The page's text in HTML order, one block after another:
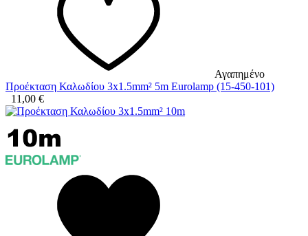
Αγαπημένο
Προέκταση Καλωδίου 3x1.5mm² 5m Eurolamp (15-450-101)
11,00 €